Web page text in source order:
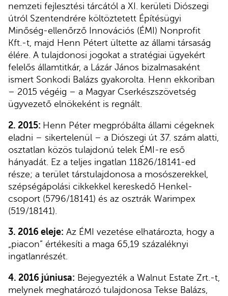
nemzeti fejlesztési tárcától a XI. kerületi Diószegi
útról Szentendrére költöztetett Építésügyi
Minőség-ellenőrző Innovációs (ÉMI) Nonprofit
Kft.-t, majd Henn Pétert ültette az állami társaság
élére. A tulajdonosi jogokat a stratégiai ügyekért
felelős államtitkár, a Lázár János bizalmasaként
ismert Sonkodi Balázs gyakorolta. Henn ekkoriban
– 2015 végéig – a Magyar Cserkészszövetség
ügyvezető elnökeként is regnált.
2. 2015: Henn Péter megpróbálta állami cégeknek
eladni – sikertelenül – a Diószegi út 37. szám alatti,
osztatlan közös tulajdonú telek ÉMI-re eső
hányadát. Ez a teljes ingatlan 11826/18141-ed
része; a terület társtulajdonosa a mosószerekkel,
szépségápolási cikkekkel kereskedő Henkel-
csoport (5796/18141) és az osztrák Warimpex
(519/18141).
3. 2016 eleje: Az ÉMI vezetése elhatározta, hogy a
„piacon” értékesíti a maga 65,19 százaléknyi
ingatlanrészét.
4. 2016 júniusa: Bejegyezték a Walnut Estate Zrt.-t,
melynek meghatározó tulajdonosa Tekse Balázs,